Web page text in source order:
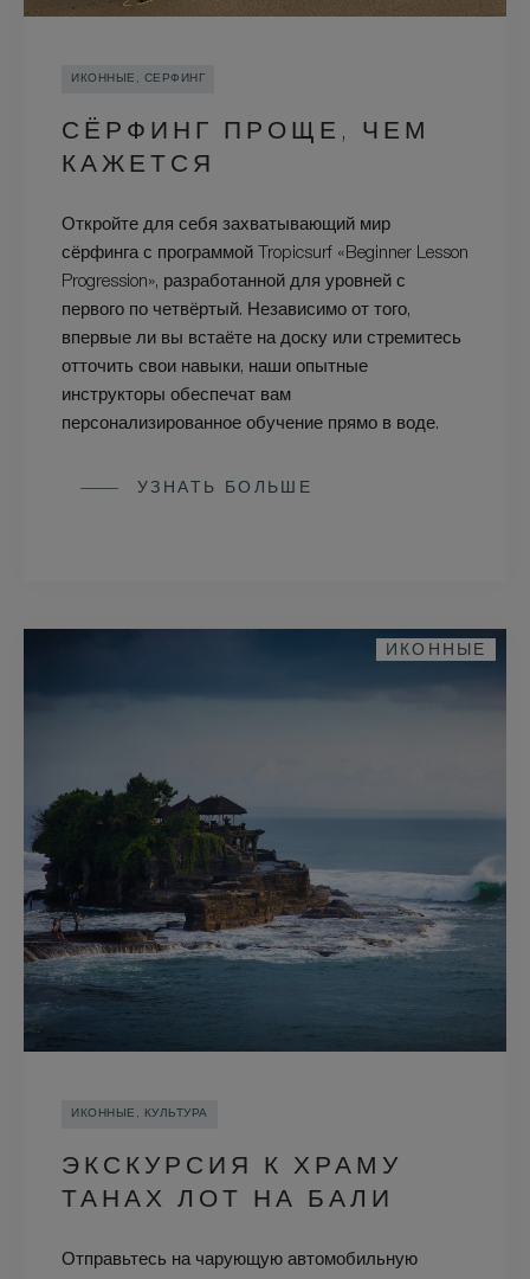
ИКОННЫЕ, СЕРФИНГ
СЁРФИНГ ПРОЩЕ, ЧЕМ
КАЖЕТСЯ
Откройте для себя захватывающий мир
сёрфинга с программой Tropicsurf «Beginner Lesson
Progression», разработанной для уровней с
первого по четвёртый. Независимо от того,
впервые ли вы встаёте на доску или стремитесь
отточить свои навыки, наши опытные
инструкторы обеспечат вам
персонализированное обучение прямо в воде.
УЗНАТЬ БОЛЬШЕ
ИКОННЫЕ
ИКОННЫЕ, КУЛЬТУРА
ЭКСКУРСИЯ К ХРАМУ
ТАНАХ ЛОТ НА БАЛИ
Отправьтесь на чарующую автомобильную